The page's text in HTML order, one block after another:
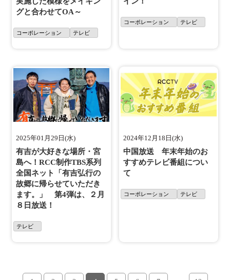
グと合わせてOA～
コーポレーション テレビ
コーポレーション テレビ
2025年01月29日(水)
有吉が大好きな場所・宮
島へ！RCC制作TBS系列
全国ネット「有吉弘行の
故郷に帰らせていただき
ます。」 第4弾は、２月
８日放送！
テレビ
2024年12月18日(水)
中国放送 年末年始のお
すすめテレビ番組につい
て
コーポレーション テレビ